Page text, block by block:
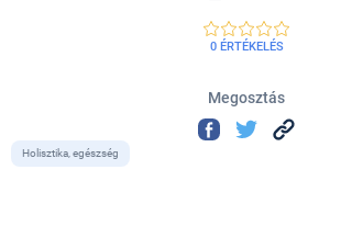
0 ÉRTÉKELÉS
Megosztás
Holisztika, egészség